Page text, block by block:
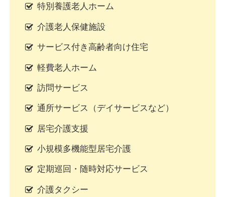
特別養護老人ホーム
介護老人保健施設
サービス付き高齢者向け住宅
軽費老人ホーム
訪問サービス
通所サービス（デイサービスなど）
居宅介護支援
小規模多機能型居宅介護
定期巡回・随時対応サービス
介護タクシー